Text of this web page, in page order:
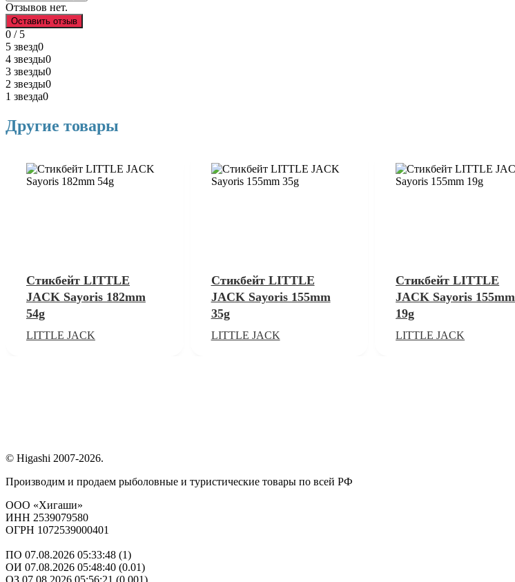
Отзывов нет.
Оставить отзыв
0 / 5
5 звезд0
4 звезды0
3 звезды0
2 звезды0
1 звезда0
Другие товары
Стикбейт LITTLE
JACK Sayoris 182mm
54g
LITTLE JACK
Стикбейт LITTLE
JACK Sayoris 155mm
35g
LITTLE JACK
Стикбейт LITTLE
JACK Sayoris 155mm
19g
LITTLE JACK
© Higashi 2007-2026.
Производим и продаем рыболовные и туристические товары по всей РФ
ООО «Хигаши»
ИНН 2539079580
ОГРН 1072539000401
ПО 07.08.2026 05:33:48 (1)
ОИ 07.08.2026 05:48:40 (0.01)
ОЗ 07.08.2026 05:56:21 (0.001)